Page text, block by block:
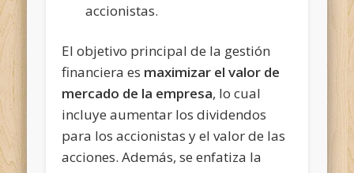
accionistas.
El objetivo principal de la gestión
financiera es maximizar el valor de
mercado de la empresa, lo cual
incluye aumentar los dividendos
para los accionistas y el valor de las
acciones. Además, se enfatiza la